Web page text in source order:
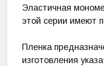
Эластичная
этой серии имеют
Пленка
изготовления